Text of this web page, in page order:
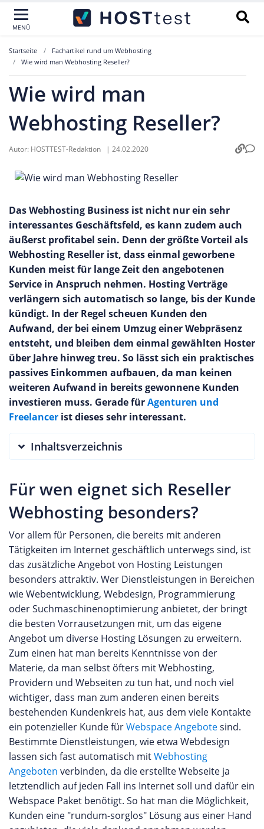
MENÜ
Startseite
Fachartikel rund um Webhosting
Wie wird man Webhosting Reseller?
Wie wird man
Webhosting Reseller?
Autor: HOSTTEST-Redaktion | 24.02.2020
Das Webhosting Business ist nicht nur ein sehr
interessantes Geschäftsfeld, es kann zudem auch
äußerst profitabel sein. Denn der größte Vorteil als
Webhosting Reseller ist, dass einmal geworbene
Kunden meist für lange Zeit den angebotenen
Service in Anspruch nehmen. Hosting Verträge
verlängern sich automatisch so lange, bis der Kunde
kündigt. In der Regel scheuen Kunden den
Aufwand, der bei einem Umzug einer Webpräsenz
entsteht, und bleiben dem einmal gewählten Hoster
über Jahre hinweg treu. So lässt sich ein praktisches
passives Einkommen aufbauen, da man keinen
weiteren Aufwand in bereits gewonnene Kunden
investieren muss. Gerade fürAgenturen und
Freelancer ist dieses sehr interessant.
Inhaltsverzeichnis
Für wen eignet sich Reseller
Webhosting besonders?
Vor allem für Personen, die bereits mit anderen
Tätigkeiten im Internet geschäftlich unterwegs sind, ist
das zusätzliche Angebot von Hosting Leistungen
besonders attraktiv. Wer Dienstleistungen in Bereichen
wie Webentwicklung, Webdesign, Programmierung
oder Suchmaschinenoptimierung anbietet, der bringt
die besten Vorrausetzungen mit, um das eigene
Angebot um diverse Hosting Lösungen zu erweitern.
Zum einen hat man bereits Kenntnisse von der
Materie, da man selbst öfters mit Webhosting,
Providern und Webseiten zu tun hat, und noch viel
wichtiger, dass man zum anderen einen bereits
bestehenden Kundenkreis hat, aus dem viele Kontakte
ein potenzieller Kunde fürWebspace Angebotesind.
Bestimmte Dienstleistungen, wie etwa Webdesign
lassen sich fast automatisch mitWebhosting
Angeboten verbinden, da die erstellte Webseite ja
letztendlich auf jeden Fall ins Internet soll und dafür ein
Webspace Paket benötigt. So hat man die Möglichkeit,
Kunden eine "rundum-sorglos" Lösung aus einer Hand